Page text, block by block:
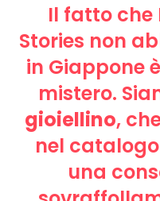
Il fatto che
Stories non
in Giappone
mistero.
gioiellino,
nel
una